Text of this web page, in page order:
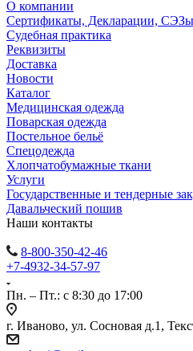
О компании
Сертификаты, Декларации, СЭЗы
Судебная практика
Реквизиты
Доставка
Новости
Каталог
Медицинская одежда
Поварская одежда
Постельное бельё
Спецодежда
Хлопчатобумажные ткани
Услуги
Государственные и тендерные
Давальческий пошив
Наши контакты
8-800-350-42-46
+7-4932-34-57-97
Пн. – Пт.: с 8:30 до 17:00
г. Иваново, ул. Сосновая д.1,